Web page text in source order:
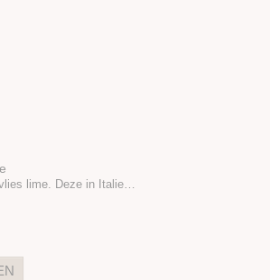
lime. Deze in Italie…